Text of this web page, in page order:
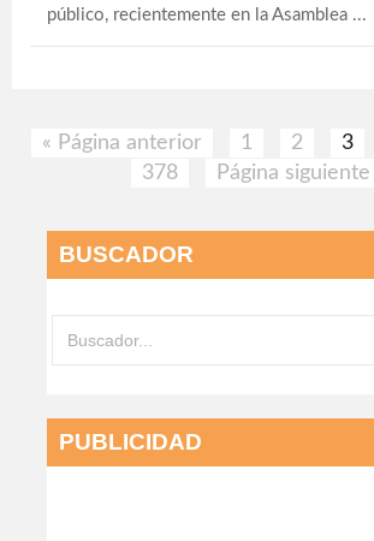
público, recientemente en la Asamblea ...
« Página anterior 1 2 3
378 Página siguiente
BUSCADOR
PUBLICIDAD